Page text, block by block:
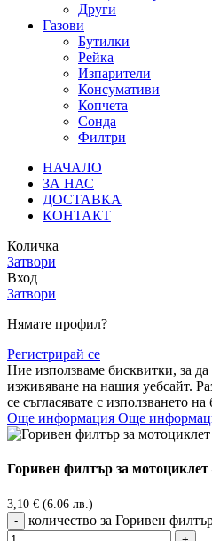
Други
Газови
Бутилки
Рейка
Изпарители
Консумативи
Копчета
Сонда
Филтри
НАЧАЛО
ЗА НАС
ДОСТАВКА
КОНТАКТ
Количка
Затвори
Вход
Затвори
Нямате профил?
Регистрирай се
Ние използваме бисквитки, за
изживяване на нашия уебсайт.
се съгласявате с използването
Още информация Още
Горивен филтър за мотоциклет
3,10 € (6.06 лв.)
количество за Горивен